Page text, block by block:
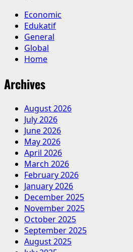
Economic
Edukatif
General
Global
Home
Archives
August 2026
July 2026
June 2026
May 2026
April 2026
March 2026
February 2026
January 2026
December 2025
November 2025
October 2025
September 2025
August 2025